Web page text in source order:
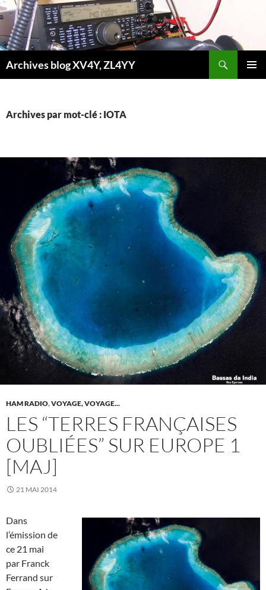
Aller
au
contenu
Archives blog XV4Y, ZL4YY
Archives par mot-clé : IOTA
HAM RADIO,VOYAGE, VOYAGE...
LES “TERRES FRANÇAISES
OUBLIÉES” SUR EUROPE 1
[MAJ]
21 MAI 2014
Dans
l’émission de
ce 21 mai
par Franck
Ferrand sur